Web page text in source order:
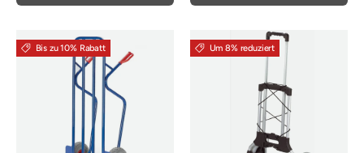
Bis zu 10% Rabatt Um 8% reduziert